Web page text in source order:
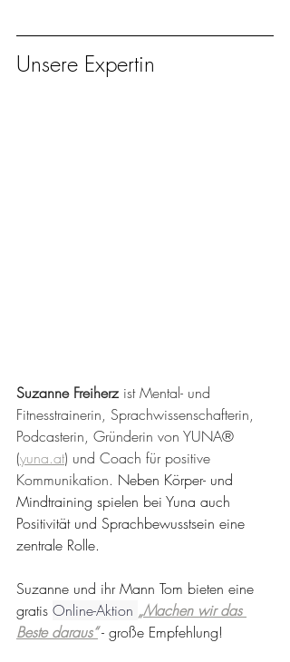
Unsere Expertin
Suzanne Freiherz ist Mental- und
Fitnesstrainerin, Sprachwissenschafterin,
Podcasterin, Gründerin von YUNA®
(yuna.at) und Coach für positive
Kommunikation. Neben Körper- und
Mindtraining spielen bei Yuna auch
Positivität und Sprachbewusstsein eine
zentrale Rolle.
Suzanne und ihr Mann Tom bieten eine
gratis Online-Aktion „Machen wir das
Beste daraus“ - große Empfehlung!